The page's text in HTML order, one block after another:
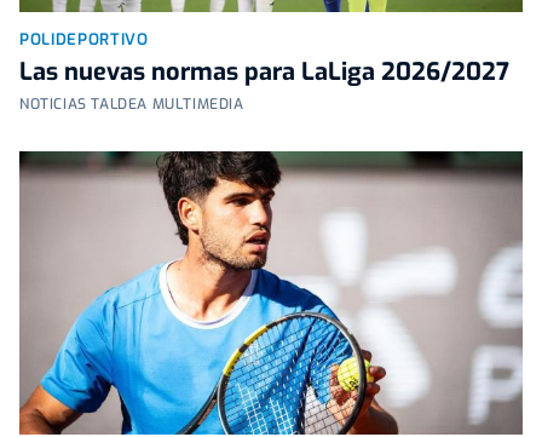
POLIDEPORTIVO
Las nuevas normas para LaLiga 2026/2027
NOTICIAS TALDEA MULTIMEDIA